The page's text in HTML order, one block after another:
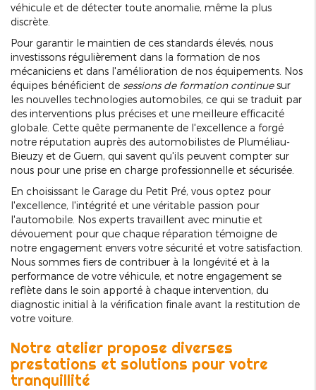
véhicule et de détecter toute anomalie, même la plus
discrète.
Pour garantir le maintien de ces standards élevés, nous
investissons régulièrement dans la formation de nos
mécaniciens et dans l'amélioration de nos équipements. Nos
équipes bénéficient de sessions de formation continuesur
les nouvelles technologies automobiles, ce qui se traduit par
des interventions plus précises et une meilleure efficacité
globale. Cette quête permanente de l'excellence a forgé
notre réputation auprès des automobilistes de Pluméliau-
Bieuzy et de Guern, qui savent qu'ils peuvent compter sur
nous pour une prise en charge professionnelle et sécurisée.
En choisissant le Garage du Petit Pré, vous optez pour
l'excellence, l'intégrité et une véritable passion pour
l'automobile. Nos experts travaillent avec minutie et
dévouement pour que chaque réparation témoigne de
notre engagement envers votre sécurité et votre satisfaction.
Nous sommes fiers de contribuer à la longévité et à la
performance de votre véhicule, et notre engagement se
reflète dans le soin apporté à chaque intervention, du
diagnostic initial à la vérification finale avant la restitution de
votre voiture.
Notre atelier propose diverses
prestations et solutions pour votre
tranquillité